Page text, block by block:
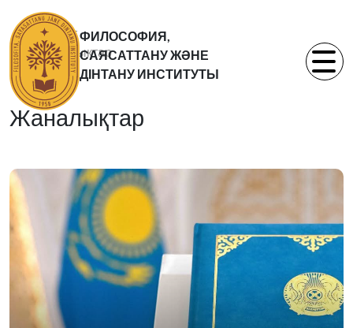
ФИЛОСОФИЯ,
САЯСАТТАНУ ЖӘНЕ
ДІНТАНУ ИНСТИТУТЫ
Басты бет
Жаналықтар
Статьи
Жаналықтар